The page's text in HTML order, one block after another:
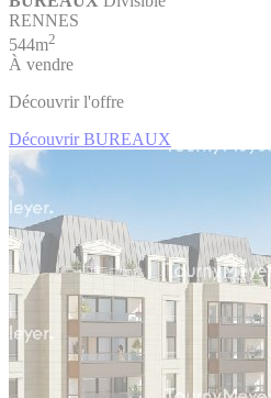
RENNES
544m2
À vendre
Découvrir l'offre
Découvrir BUREAUX